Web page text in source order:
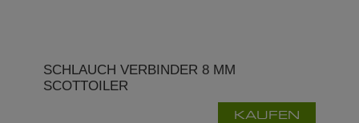
SCHLAUCH VERBINDER 8 MM
SCOTTOILER
KAUFEN